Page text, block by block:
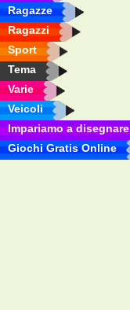
Ragazze
Ragazzi
Sport
Tema
Varie
Veicoli
Impariamo a disegnare
Giochi Gratis Online